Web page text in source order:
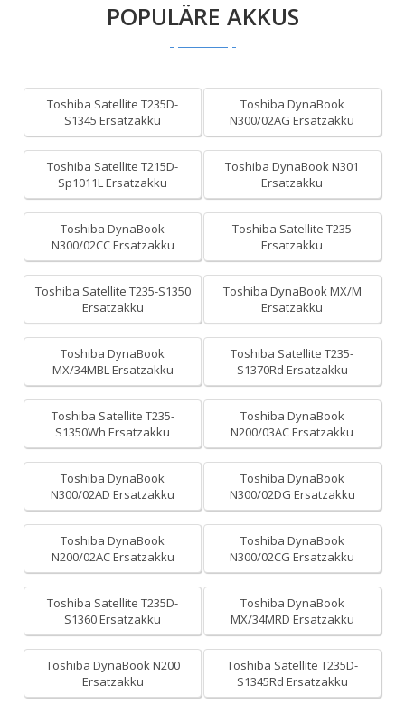
POPULÄRE AKKUS
Toshiba Satellite T235D-
S1345 Ersatzakku
Toshiba DynaBook
N300/02AG Ersatzakku
Toshiba Satellite T215D-
Sp1011L Ersatzakku
Toshiba DynaBook N301
Ersatzakku
Toshiba DynaBook
N300/02CC Ersatzakku
Toshiba Satellite T235
Ersatzakku
Toshiba Satellite T235-S1350
Ersatzakku
Toshiba DynaBook MX/M
Ersatzakku
Toshiba DynaBook
MX/34MBL Ersatzakku
Toshiba Satellite T235-
S1370Rd Ersatzakku
Toshiba Satellite T235-
S1350Wh Ersatzakku
Toshiba DynaBook
N200/03AC Ersatzakku
Toshiba DynaBook
N300/02AD Ersatzakku
Toshiba DynaBook
N300/02DG Ersatzakku
Toshiba DynaBook
N200/02AC Ersatzakku
Toshiba DynaBook
N300/02CG Ersatzakku
Toshiba Satellite T235D-
S1360 Ersatzakku
Toshiba DynaBook
MX/34MRD Ersatzakku
Toshiba DynaBook N200
Ersatzakku
Toshiba Satellite T235D-
S1345Rd Ersatzakku